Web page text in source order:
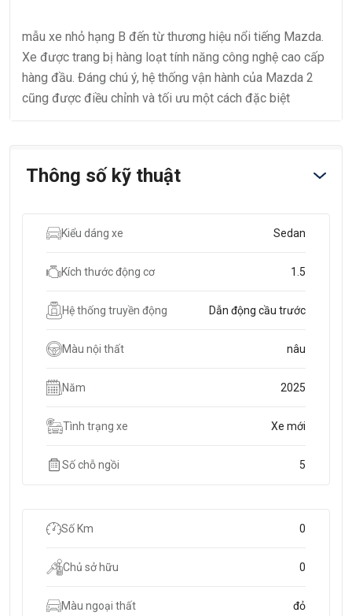
mẫu xe nhỏ hạng B đến từ thương hiệu nổi tiếng Mazda.
Xe được trang bị hàng loạt tính năng công nghệ cao cấp
hàng đầu. Đáng chú ý, hệ thống vận hành của Mazda 2
cũng được điều chỉnh và tối ưu một cách đặc biệt
Thông số kỹ thuật
Kiểu dáng xe Sedan
Kích thước động cơ 1.5
Hệ thống truyền động Dẫn động cầu trước
Màu nội thất nâu
Năm 2025
Tình trạng xe Xe mới
Số chỗ ngồi 5
Số Km 0
Chủ sở hữu 0
Màu ngoại thất đỏ